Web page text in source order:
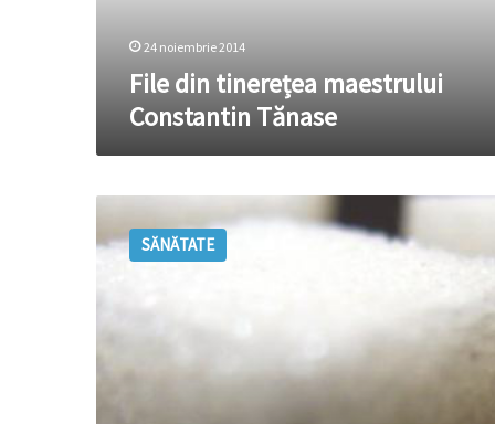
24 noiembrie 2014
File din tinerețea maestrului
Constantin Tănase
Fereşte-
de
să
tânără!
SĂNĂTATE